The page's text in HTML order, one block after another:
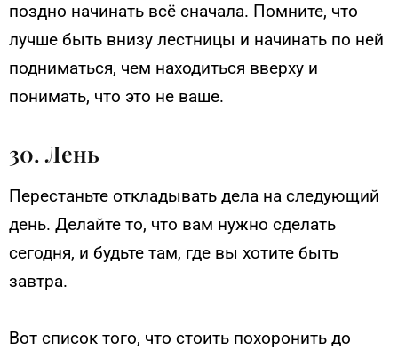
поздно начинать всё сначала. Помните, что
лучше быть внизу лестницы и начинать по ней
подниматься, чем находиться вверху и
понимать, что это не ваше.
30. Лень
Перестаньте откладывать дела на следующий
день. Делайте то, что вам нужно сделать
сегодня, и будьте там, где вы хотите быть
завтра.
Вот список того, что стоить похоронить до